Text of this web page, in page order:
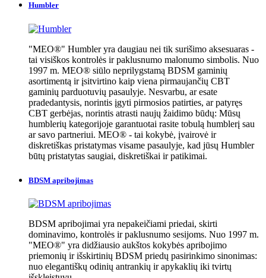
Humbler
"MEO®" Humbler yra daugiau nei tik surišimo aksesuaras -
tai visiškos kontrolės ir paklusnumo malonumo simbolis. Nuo
1997 m. MEO® siūlo neprilygstamą BDSM gaminių
asortimentą ir įsitvirtino kaip viena pirmaujančių CBT
gaminių parduotuvių pasaulyje. Nesvarbu, ar esate
pradedantysis, norintis įgyti pirmosios patirties, ar patyręs
CBT gerbėjas, norintis atrasti naujų žaidimo būdų: Mūsų
humblerių kategorijoje garantuotai rasite tobulą humblerį sau
ar savo partneriui. MEO® - tai kokybė, įvairovė ir
diskretiškas pristatymas visame pasaulyje, kad jūsų Humbler
būtų pristatytas saugiai, diskretiškai ir patikimai.
BDSM apribojimas
BDSM apribojimai yra nepakeičiami priedai, skirti
dominavimo, kontrolės ir paklusnumo sesijoms. Nuo 1997 m.
"MEO®" yra didžiausio aukštos kokybės apribojimo
priemonių ir išskirtinių BDSM priedų pasirinkimo sinonimas:
nuo elegantiškų odinių antrankių ir apykaklių iki tvirtų